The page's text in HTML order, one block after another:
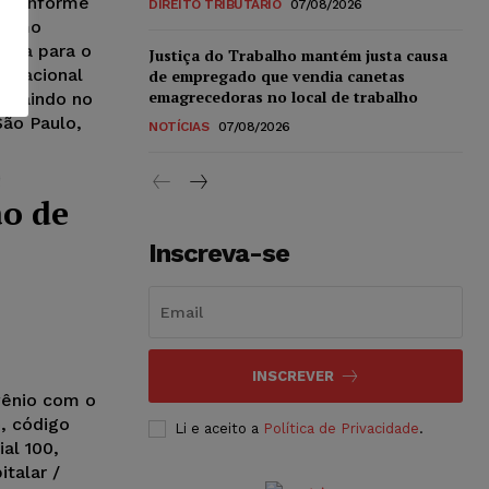
para o
saindo no
Paulo,
de
com o
código
100,
/
DIREITO TRIBUTÁRIO 07/08/2026
Justiça do Trabalho mantém justa causa
de empregado que vendia canetas
emagrecedoras no local de trabalho
NOTÍCIAS 07/08/2026
Inscreva-se
INSCREVER
Li e aceito a Política de Privacidade.